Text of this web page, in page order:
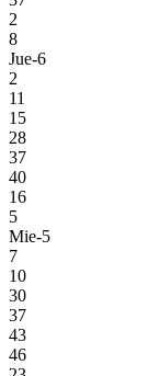
2
8
Jue-6
2
11
15
28
37
40
16
5
Mie-5
7
10
30
37
43
46